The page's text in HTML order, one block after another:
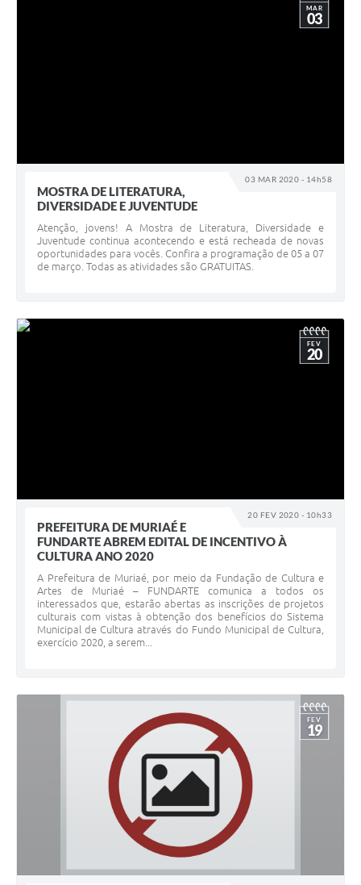
03 MAR 2020 - 14h58
MAR
03
MOSTRA DE LITERATURA,
DIVERSIDADE E JUVENTUDE
Atenção, jovens! A Mostra de Literatura, Diversidade e
Juventude continua acontecendo e está recheada de novas
oportunidades para vocês. Confira a programação de 05 a 07
de março. Todas as atividades são GRATUITAS.
20 FEV 2020 - 10h33
FEV
20
PREFEITURA DE MURIAÉ E
FUNDARTE ABREM EDITAL DE INCENTIVO À
CULTURA ANO 2020
A Prefeitura de Muriaé, por meio da Fundação de Cultura e
Artes de Muriaé – FUNDARTE comunica a todos os
interessados que, estarão abertas as inscrições de projetos
culturais com vistas à obtenção dos benefícios do Sistema
Municipal de Cultura através do Fundo Municipal de Cultura,
exercício 2020, a serem...
FEV
19